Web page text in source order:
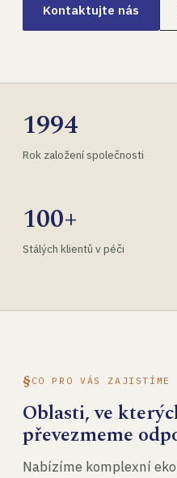
Kontaktujte nás
1994
Rok založení společnosti
100+
Stálých klientů v péči
CO PRO VÁS ZAJISTÍME
Oblasti, ve
převezmeme
Nabízíme komplexní